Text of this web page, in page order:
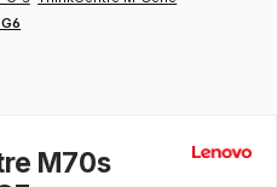
M70s